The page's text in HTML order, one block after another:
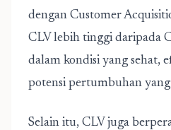
dengan Customer
CLV lebih tinggi daripada
dalam kondisi yang sehat,
potensi pertumbuhan
Selain itu, CLV juga